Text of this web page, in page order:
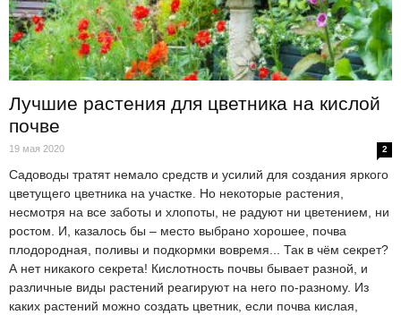
Лучшие растения для цветника на кислой
почве
19 мая 2020 2
Садоводы тратят немало средств и усилий для создания яркого
цветущего цветника на участке. Но некоторые растения,
несмотря на все заботы и хлопоты, не радуют ни цветением, ни
ростом. И, казалось бы – место выбрано хорошее, почва
плодородная, поливы и подкормки вовремя... Так в чём секрет?
А нет никакого секрета! Кислотность почвы бывает разной, и
различные виды растений реагируют на него по-разному. Из
каких растений можно создать цветник, если почва кислая,